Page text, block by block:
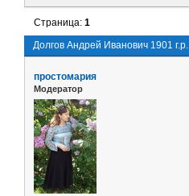
Долгов Андрей Иванович 1901 г.р.
Страница:1
простомария
Модератор